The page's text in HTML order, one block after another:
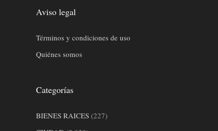
Aviso legal
Términos y condiciones de uso
Quiénes somos
Categorías
BIENES RAICES (227)